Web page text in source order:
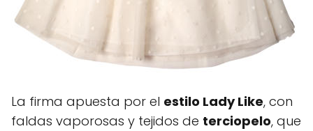
La firma apuesta por el estilo Lady Like, con
faldas vaporosas y tejidos de terciopelo, que